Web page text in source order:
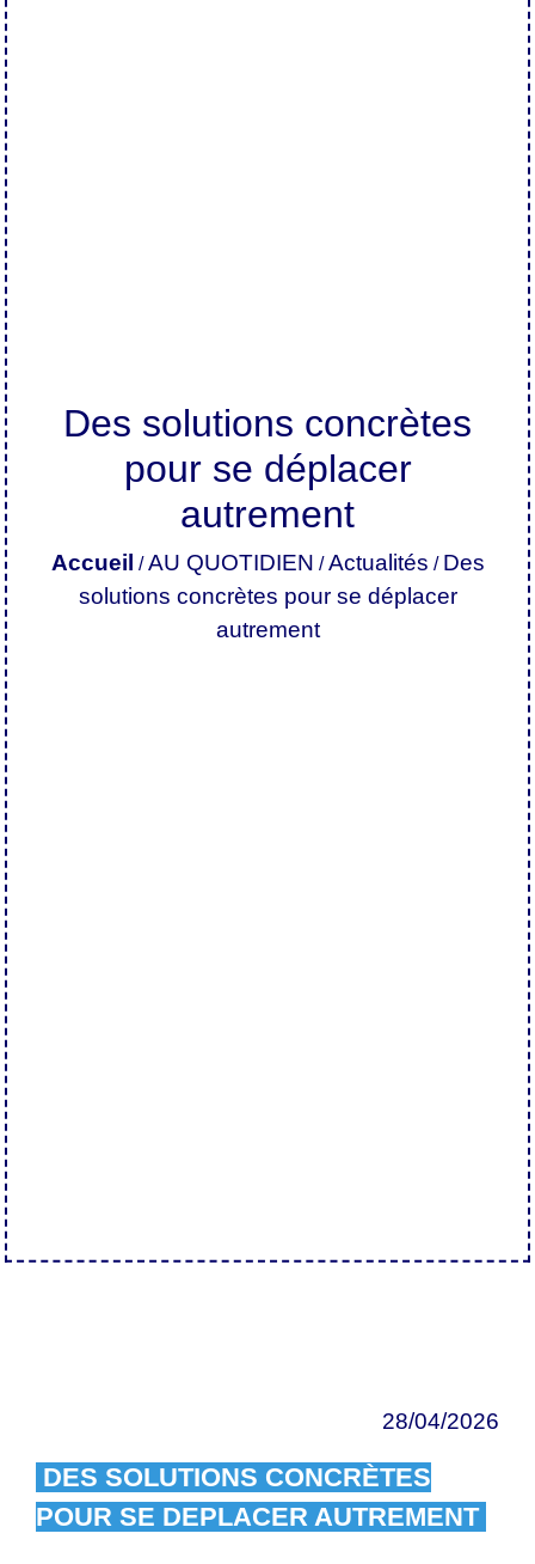
Des solutions concrètes
pour se déplacer
autrement
Accueil /AU QUOTIDIEN /Actualités / Des
solutions concrètes pour se déplacer
autrement
28/04/2026
DES SOLUTIONS CONCRÈTES
POUR SE DEPLACER AUTREMENT